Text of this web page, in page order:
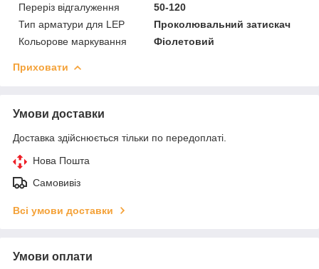
Переріз відгалуження
50-120
Тип арматури для LEP
Проколювальний затискач
Кольорове маркування
Фіолетовий
Приховати
Умови доставки
Доставка здійснюється тільки по передоплаті.
Нова Пошта
Самовивіз
Всі умови доставки
Умови оплати